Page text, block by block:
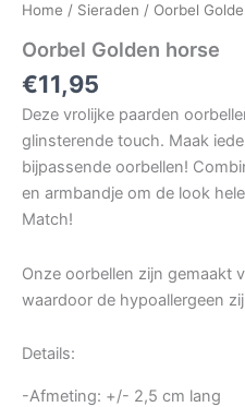
Home / Sieraden / Oorbel
Oorbel Golden horse
€11,95
Deze vrolijke paarden
glinsterende touch. Maak
bijpassende oorbellen!
en armbandje om de look
Match!
Onze oorbellen zijn gemaakt
waardoor de hypoallergeen
Details:
-Afmeting: +/- 2,5 cm lang